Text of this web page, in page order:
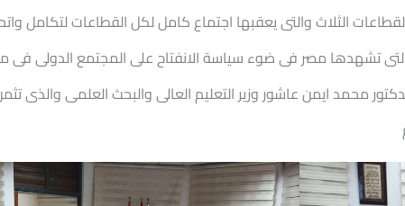
الثلاث والتى يعقبها اجتماع كامل لكل القطاعات لتكامل
تشهدها مصر فى ضوء سياسة الانفتاح على المجتمع الدولى فى
محمد ايمن عاشور وزير التعليم العالى والبحث العلمى والذى